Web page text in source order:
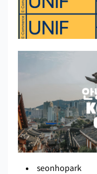
seonhopark